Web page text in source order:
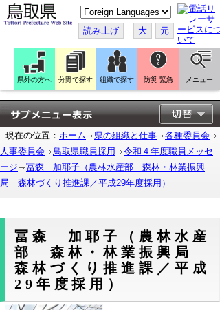
こ
の
ペ
ー
ジ
翻
訳
す
る
読み上げ 大 元
県外の方へ 分野で探す 組織で探す 防災 緊急 メニュー
現在の位置： ホーム 県の組織と仕事
各種委員会
人事委員会
鳥取県職員採用
令和４年度職員メッセ
ージ
冨森 加耶子（農林水産部 森林・林業振興
局 森林づくり推進課／平成29年度採用）
冨森 加耶子（農林水産
部 森林・林業振興局
森林づくり推進課／平成
29年度採用）